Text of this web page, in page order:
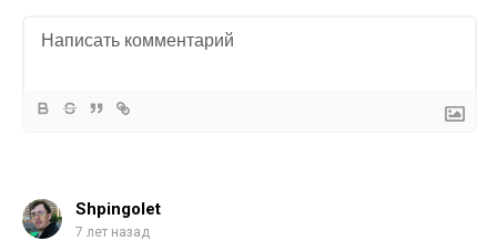
Shpingolet
7 лет назад